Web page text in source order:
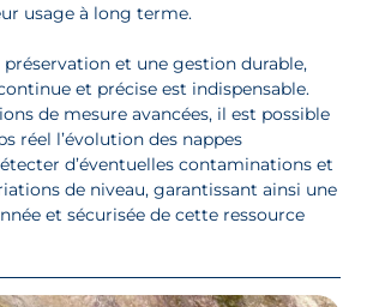
usage à long terme.
et une gestion durable,
et précise est indispensable.
de mesure avancées, il est possible
réel l’évolution des nappes
d’éventuelles contaminations et
de niveau, garantissant ainsi une
et sécurisée de cette ressource